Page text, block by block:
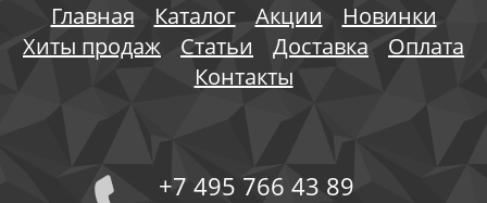
Главная Каталог Акции
Новинки
Хиты продаж
Статьи Доставка
Оплата
Контакты
+7 495 766 43 89